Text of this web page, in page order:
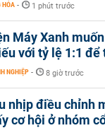
HÓA - 1 phút trước
Máy Xanh
với tỷ lệ 1:1
NGHIỆP - 8 giờ trước
nhịp điều chỉnh
cơ hội ở nhóm